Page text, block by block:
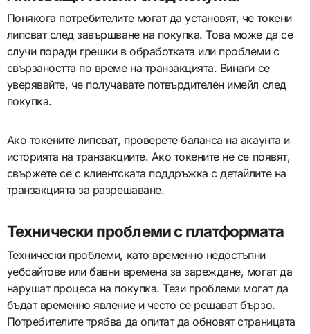
Понякога потребителите могат да установят, че токени
липсват след завършване на покупка. Това може да се
случи поради грешки в обработката или проблеми с
свързаността по време на транзакцията. Винаги се
уверявайте, че получавате потвърдителен имейл след
покупка.
Ако токените липсват, проверете баланса на акаунта и
историята на транзакциите. Ако токените не се появят,
свържете се с клиентската поддръжка с детайлите на
транзакцията за разрешаване.
Технически проблеми с платформата
Технически проблеми, като временно недостъпни
уебсайтове или бавни времена за зареждане, могат да
нарушат процеса на покупка. Тези проблеми могат да
бъдат временно явление и често се решават бързо.
Потребителите трябва да опитат да обновят страницата